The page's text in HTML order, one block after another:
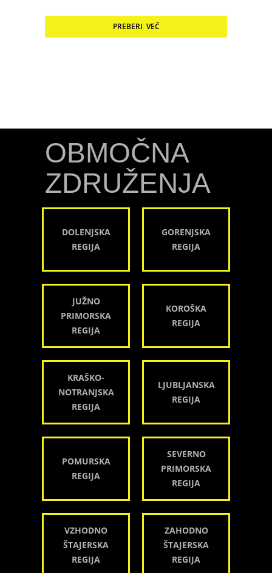
PREBERI VEČ
OBMOČNA
ZDRUŽENJA
DOLENJSKA
REGIJA
GORENJSKA
REGIJA
JUŽNO
PRIMORSKA
REGIJA
KOROŠKA
REGIJA
KRAŠKO-
NOTRANJSKA
REGIJA
LJUBLJANSKA
REGIJA
POMURSKA
REGIJA
SEVERNO
PRIMORSKA
REGIJA
VZHODNO
ŠTAJERSKA
REGIJA
ZAHODNO
ŠTAJERSKA
REGIJA